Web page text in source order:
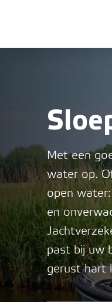
Met een
water op.
open
en
past bij uw
gerust hart